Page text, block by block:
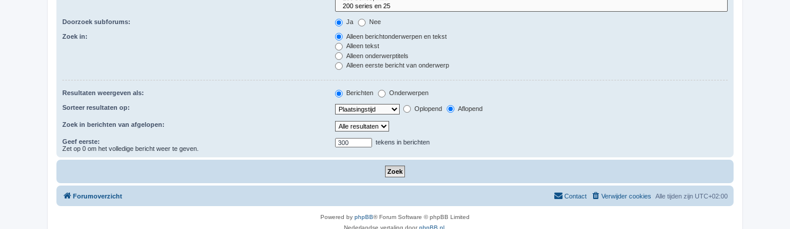
Doorzoek subforums: Ja Nee
Zoek in:
Alleen berichtonderwerpen en tekst
Alleen tekst
Alleen onderwerptitels
Alleen eerste bericht van onderwerp
Resultaten weergeven als: Berichten Onderwerpen
Sorteer resultaten op: Oplopend Aflopend
Zoek in berichten van afgelopen:
Geef eerste:
Zet op 0 om het volledige bericht weer te geven.
tekens in berichten
Forumoverzicht Alle tijden zijn UTC+02:00
Verwijder cookies
Contact
Powered by phpBB® Forum Software © phpBB Limited
Nederlandse vertaling doorphpBB.nl